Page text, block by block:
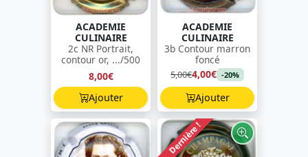
ACADEMIE
CULINAIRE
2c NR Portrait,
contour or, .../500
8,00€
Ajouter
ACADEMIE
CULINAIRE
3b Contour marron
foncé
5,00€4,00€ -20%
Ajouter
Dernière !